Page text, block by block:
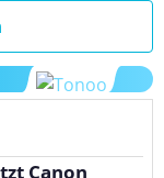
Canon